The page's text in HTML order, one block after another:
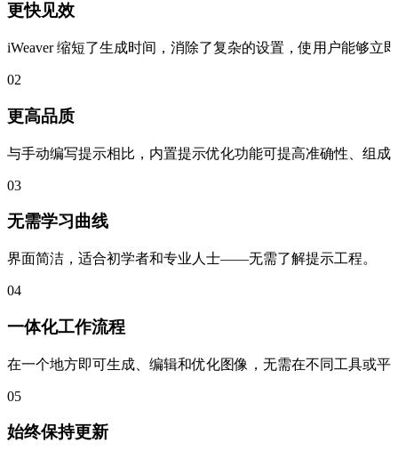
更快见效
iWeaver 缩短了生成时间，消除了复杂的设置，使用户能够立
02
更高品质
与手动编写提示相比，内置提示优化功能可提高准确性、组成
03
无需学习曲线
界面简洁，适合初学者和专业人士——无需了解提示工程。
04
一体化工作流程
在一个地方即可生成、编辑和优化图像，无需在不同工具或平
05
始终保持更新